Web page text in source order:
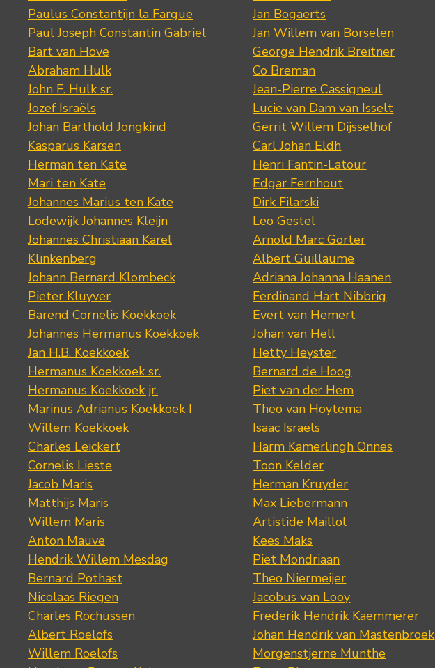
Paulus Constantijn la Fargue
Paul Joseph Constantin Gabriel
Bart van Hove
Abraham Hulk
John F. Hulk sr.
Jozef Israëls
Johan Barthold Jongkind
Kasparus Karsen
Herman ten Kate
Mari ten Kate
Johannes Marius ten Kate
Lodewijk Johannes Kleijn
Johannes Christiaan Karel
Klinkenberg
Johann Bernard Klombeck
Pieter Kluyver
Barend Cornelis Koekkoek
Johannes Hermanus Koekkoek
Jan H.B. Koekkoek
Hermanus Koekkoek sr.
Hermanus Koekkoek jr.
Marinus Adrianus Koekkoek I
Willem Koekkoek
Charles Leickert
Cornelis Lieste
Jacob Maris
Matthijs Maris
Willem Maris
Anton Mauve
Hendrik Willem Mesdag
Bernard Pothast
Nicolaas Riegen
Charles Rochussen
Albert Roelofs
Willem Roelofs
Jan Bogaerts
Jan Willem van Borselen
George Hendrik Breitner
Co Breman
Jean-Pierre Cassigneul
Lucie van Dam van Isselt
Gerrit Willem Dijsselhof
Carl Johan Eldh
Henri Fantin-Latour
Edgar Fernhout
Dirk Filarski
Leo Gestel
Arnold Marc Gorter
Albert Guillaume
Adriana Johanna Haanen
Ferdinand Hart Nibbrig
Evert van Hemert
Johan van Hell
Hetty Heyster
Bernard de Hoog
Piet van der Hem
Theo van Hoytema
Isaac Israels
Harm Kamerlingh Onnes
Toon Kelder
Herman Kruyder
Max Liebermann
Artistide Maillol
Kees Maks
Piet Mondriaan
Theo Niermeijer
Jacobus van Looy
Frederik Hendrik Kaemmerer
Johan Hendrik van Mastenbroek
Morgenstjerne Munthe